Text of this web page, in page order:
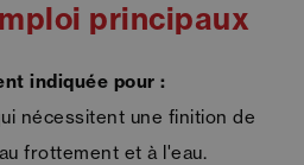
principaux
indiquée pour :
nécessitent une finition de
frottement et à l'eau.